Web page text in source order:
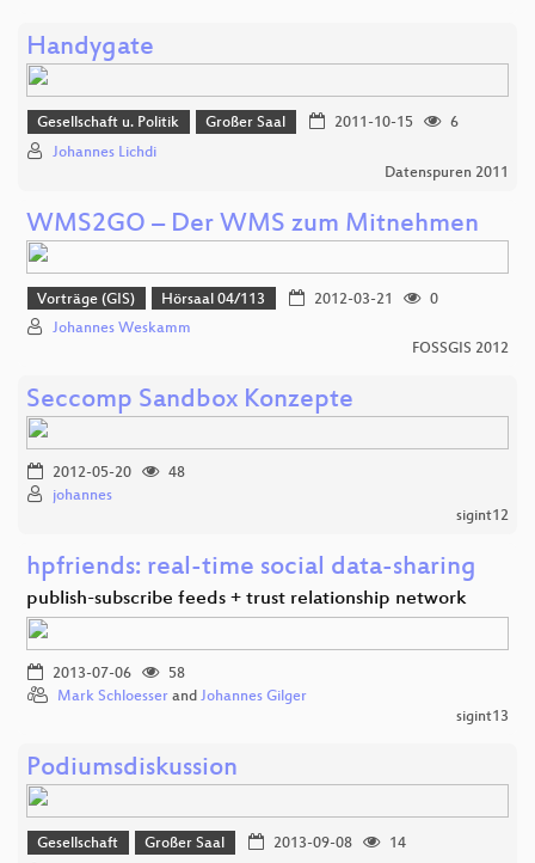
Handygate
Gesellschaft u. Politik Großer Saal 2011-10-15
6
Johannes Lichdi
Datenspuren 2011
WMS2GO – Der WMS zum Mitnehmen
Vorträge (GIS) Hörsaal 04/113 2012-03-21
0
Johannes Weskamm
FOSSGIS 2012
Seccomp Sandbox Konzepte
2012-05-20
48
johannes
sigint12
hpfriends: real-time social data-sharing
publish-subscribe feeds + trust relationship network
2013-07-06
58
Mark Schloesser and Johannes Gilger
sigint13
Podiumsdiskussion
Gesellschaft Großer Saal 2013-09-08
14